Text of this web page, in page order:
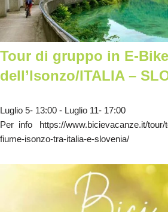
Tour di gruppo in E-
dell’Isonzo/ITALIA –
Luglio 5- 13:00 - Luglio 11- 17:00
Per info https://www.bicievacanze.it/tour/
fiume-isonzo-tra-italia-e-slovenia/